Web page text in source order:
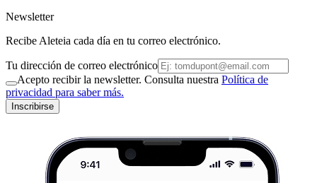
Newsletter
Recibe Aleteia cada día en tu correo electrónico.
Tu dirección de correo electrónico
Acepto recibir la newsletter. Consulta nuestra Política de
privacidad para saber más.
Inscribirse